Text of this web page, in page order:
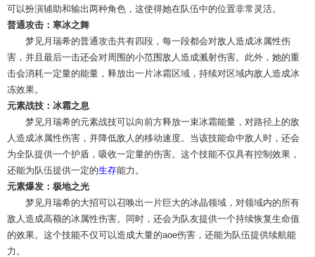
可以扮演辅助和输出两种角色，这使得她在队伍中的位置非常灵活。
普通攻击：寒冰之舞
梦见月瑞希的普通攻击共有四段，每一段都会对敌人造成冰属性伤
害，并且最后一击还会对周围的小范围敌人造成溅射伤害。此外，她的重
击会消耗一定量的能量，释放出一片冰霜区域，持续对区域内敌人造成冰
冻效果。
元素战技：冰霜之息
梦见月瑞希的元素战技可以向前方释放一束冰霜能量，对路径上的敌
人造成冰属性伤害，并降低敌人的移动速度。当该技能命中敌人时，还会
为全队提供一个护盾，吸收一定量的伤害。这个技能不仅具有控制效果，
还能为队伍提供一定的生存能力。
元素爆发：极地之光
梦见月瑞希的大招可以召唤出一片巨大的冰晶领域，对领域内的所有
敌人造成高额的冰属性伤害。同时，还会为队友提供一个持续恢复生命值
的效果。这个技能不仅可以造成大量的aoe伤害，还能为队伍提供续航能
力。